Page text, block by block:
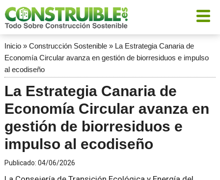
Inicio» Construcción Sostenible» La Estrategia Canaria de
Economía Circular avanza en gestión de biorresiduos e impulso
al ecodiseño
La Estrategia Canaria de
Economía Circular avanza en
gestión de biorresiduos e
impulso al ecodiseño
Publicado: 04/06/2026